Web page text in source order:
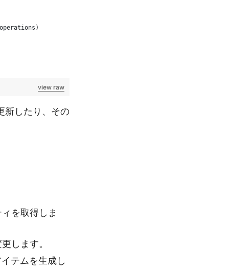
view raw
新したり、その
を取得しま
します。
テムを生成し